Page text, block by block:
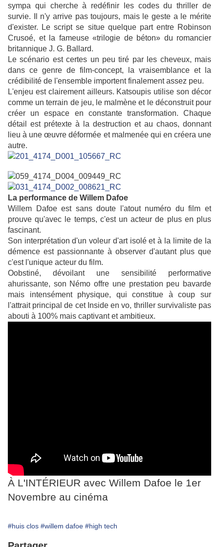
sympa qui cherche à redéfinir les codes du thriller de
survie. Il n'y arrive pas toujours, mais le geste a le mérite
d'exister.
Le script se situe quelque part entre Robinson
Crusoé, et la fameuse «trilogie de béton» du romancier
britannique J. G. Ballard.
Le scénario est certes un peu tiré par les cheveux, mais
dans ce genre de film-concept, la vraisemblance et la
crédibilité de l'ensemble importent finalement assez peu.
L'enjeu est clairement ailleurs. Katsoupis utilise son décor
comme un terrain de jeu, le malmène et le déconstruit pour
créer un espace en constante transformation. Chaque
détail est prétexte à la destruction et au chaos, donnant
lieu à une œuvre déformée et malmenée qui en créera une
autre.
La performance de Willem Dafoe
Willem Dafoe est sans doute l'atout numéro du film et
prouve qu'avec le temps, c'est un acteur de plus en plus
fascinant.
Son interprétation d'un voleur d'art isolé et à la limite de la
démence est passionnante à observer d'autant plus que
c'est l'unique acteur du film.
Oobstiné, dévoilant une sensibilité performative
ahurissante, son Némo offre une prestation peu bavarde
mais intensément physique, qui constitue à coup sur
l'attrait principal de cet Inside en vo, thriller survivaliste pas
abouti à 100% mais captivant et ambitieux.
À L'INTÉRIEUR avec Willem Dafoe le 1er
Novembre au cinéma
#huis clos #willem dafoe #high tech